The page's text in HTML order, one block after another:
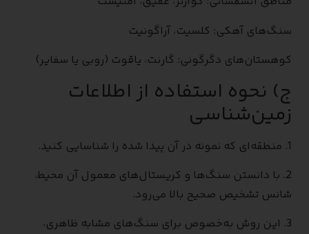
سنگ‌های آهکی: کلسیت، آراگونیت
کوهستان‌های دگرگونی: گارنت، یاقوت (روبی یا سفایر)
ج) نحوه استفاده از اطلاعات
زمین‌شناسی
1. منطقه‌ای که نمونه در آن پیدا شده را شناسایی کنید.
2. با دانستن سنگ‌ها و کریستال‌های معمول آن محیط،
شانس تشخیص صحیح بالا می‌رود.
3. این روش به‌خصوص برای سنگ‌های مشابه ظاهری،